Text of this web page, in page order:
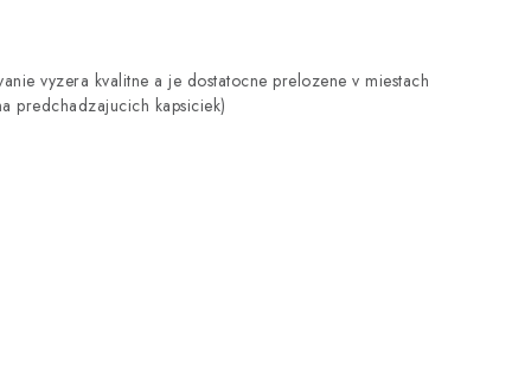
vyzera kvalitne a je dostatocne prelozene v miestach
predchadzajucich kapsiciek)